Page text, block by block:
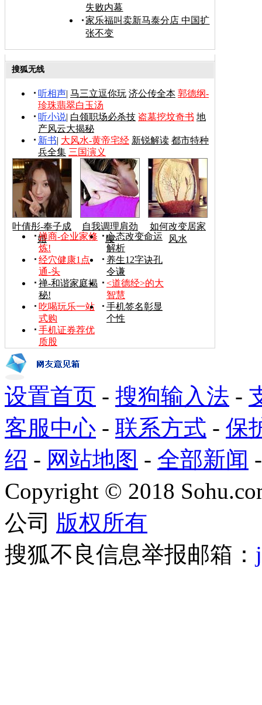
失败内幕
家乐福叫卖新马泰分店 中国扩
张不变
搜狐无线
听相声| 马三立逗你玩 济公传全本 郭德纲-
珍珠翡翠白玉汤
听小说| 白领职场必杀技 盗墓挖坟奇书 地
产风云大揭秘
新书| 大风水-黄帝宅经 新锐解读 都市特种
兵全集 三国演义
叶倩彤-奉子成
婚
自我调理肩劲
腰
如何改变居家
风水
禅商-企业家修
炼!
心态改变命运
解析
经穴健康1点
通-头
养生12字诀孔
令谦
禅-和谐家庭揭
秘!
<道德经>的大
智慧
吃喝玩乐一站
式购
手机签名彰显
个性
手机证券荐优
质股
设置首页 - 搜狗输入法 -
客服中心 - 联系方式 - 保
绍 - 网站地图 - 全部新闻
Copyright © 2018
公司 版权所有
搜狐不良信息举报邮箱：